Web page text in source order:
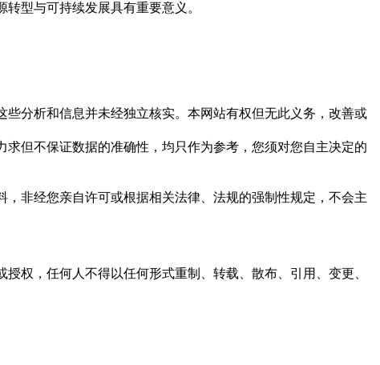
型与可持续发展具有重要意义。
些分析和信息并未经独立核实。本网站有权但无此义务，改善或
但不保证数据的准确性，均只作为参考，您须对您自主决定的
非经您亲自许可或根据相关法律、法规的强制性规定，不会主
授权，任何人不得以任何形式重制、转载、散布、引用、变更、